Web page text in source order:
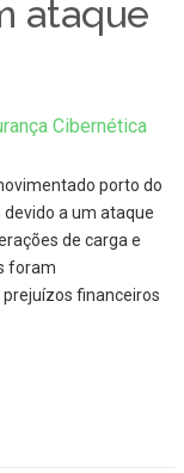
ataque
Cibernética
porto do
a um ataque
de carga e
foram
financeiros